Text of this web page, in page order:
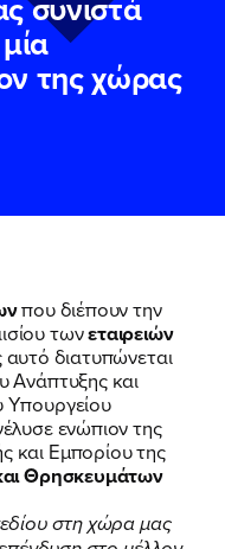
της χώρας
που διέπουν την
τωνεταιρειών
διατυπώνεται
Ανάπτυξης και
Υπουργείου
ενώπιον της
και Εμπορίου της
Θρησκευμάτων
στη χώρα μας
Όρους
τόπου του
Βουλευτού
Όρους
τόπου του
Βουλευτού